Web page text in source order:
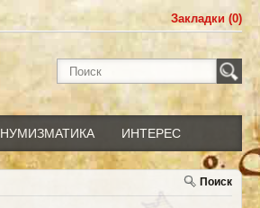
Закладки (0)
НУМИЗМАТИКА ИНТЕРЕС
Поиск